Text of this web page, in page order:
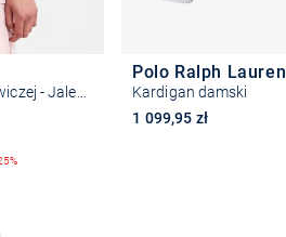
Polo Ralph Lauren
Kardigan damski
1 099,95 zł